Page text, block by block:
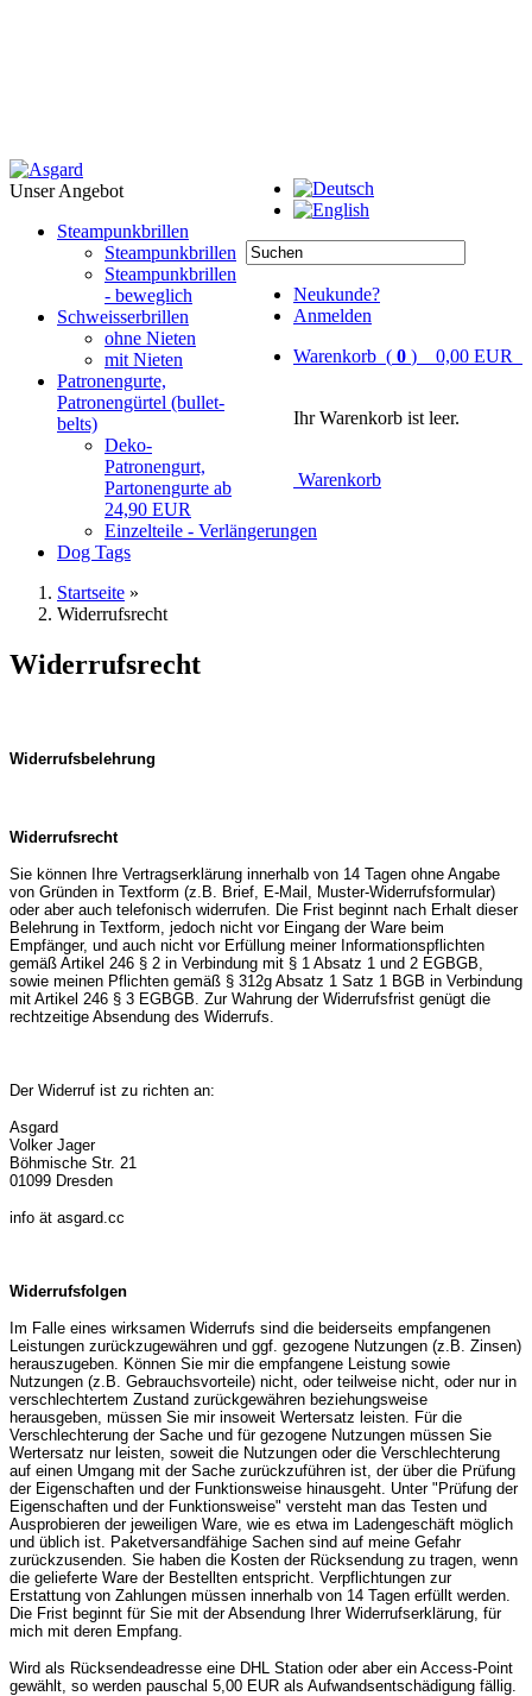
Neukunde?
Anmelden
Warenkorb ( 0 ) 0,00 EUR
Ihr Warenkorb ist leer.
Warenkorb
Unser Angebot
Steampunkbrillen
Steampunkbrillen
Steampunkbrillen
- beweglich
Schweisserbrillen
ohne Nieten
mit Nieten
Patronengurte,
Patronengürtel (bullet-
belts)
Deko-
Patronengurt,
Partonengurte ab
24,90 EUR
Einzelteile - Verlängerungen
Dog Tags
Startseite »
Widerrufsrecht
Widerrufsrecht
Widerrufsbelehrung
Widerrufsrecht
Sie können Ihre Vertragserklärung innerhalb von 14 Tagen ohne Angabe
von Gründen in Textform (z.B. Brief, E-Mail, Muster-Widerrufsformular)
oder aber auch telefonisch widerrufen. Die Frist beginnt nach Erhalt dieser
Belehrung in Textform, jedoch nicht vor Eingang der Ware beim
Empfänger, und auch nicht vor Erfüllung meiner Informationspflichten
gemäß Artikel 246 § 2 in Verbindung mit § 1 Absatz 1 und 2 EGBGB,
sowie meinen Pflichten gemäß § 312g Absatz 1 Satz 1 BGB in Verbindung
mit Artikel 246 § 3 EGBGB. Zur Wahrung der Widerrufsfrist genügt die
rechtzeitige Absendung des Widerrufs.
Der Widerruf ist zu richten an:
Asgard
Volker Jager
Böhmische Str. 21
01099 Dresden
info ät asgard.cc
Widerrufsfolgen
Im Falle eines wirksamen Widerrufs sind die beiderseits empfangenen
Leistungen zurückzugewähren und ggf. gezogene Nutzungen (z.B. Zinsen)
herauszugeben. Können Sie mir die empfangene Leistung sowie
Nutzungen (z.B. Gebrauchsvorteile) nicht, oder teilweise nicht, oder nur in
verschlechtertem Zustand zurückgewähren beziehungsweise
herausgeben, müssen Sie mir insoweit Wertersatz leisten. Für die
Verschlechterung der Sache und für gezogene Nutzungen müssen Sie
Wertersatz nur leisten, soweit die Nutzungen oder die Verschlechterung
auf einen Umgang mit der Sache zurückzuführen ist, der über die Prüfung
der Eigenschaften und der Funktionsweise hinausgeht. Unter "Prüfung der
Eigenschaften und der Funktionsweise" versteht man das Testen und
Ausprobieren der jeweiligen Ware, wie es etwa im Ladengeschäft möglich
und üblich ist. Paketversandfähige Sachen sind auf meine Gefahr
zurückzusenden. Sie haben die Kosten der Rücksendung zu tragen, wenn
die gelieferte Ware der Bestellten entspricht. Verpflichtungen zur
Erstattung von Zahlungen müssen innerhalb von 14 Tagen erfüllt werden.
Die Frist beginnt für Sie mit der Absendung Ihrer Widerrufserklärung, für
mich mit deren Empfang.
Wird als Rücksendeadresse eine DHL Station oder aber ein Access-Point
gewählt, so werden pauschal 5,00 EUR als Aufwandsentschädigung fällig.